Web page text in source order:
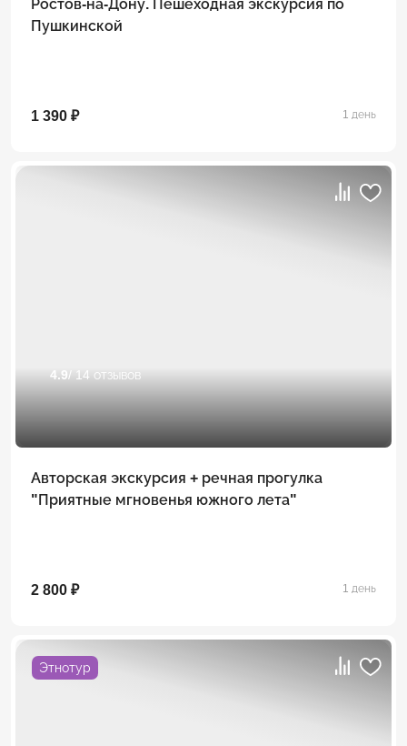
Ростов-на-Дону. Пешеходная экскурсия по
Пушкинской
1 390 ₽ 1 день
4.9 / 14 отзывов
Авторская экскурсия + речная прогулка
"Приятные мгновенья южного лета"
2 800 ₽ 1 день
Этнотур